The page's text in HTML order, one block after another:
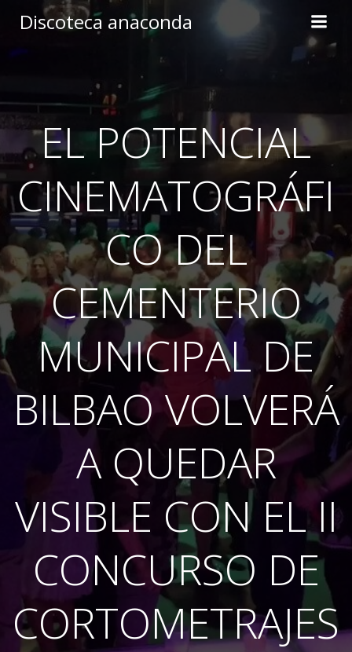
to
Discoteca anaconda
EL POTENCIAL
CINEMATOGRÁFI
CO DEL
CEMENTERIO
MUNICIPAL DE
BILBAO VOLVERÁ
A QUEDAR
VISIBLE CON EL II
CONCURSO DE
CORTOMETRAJES